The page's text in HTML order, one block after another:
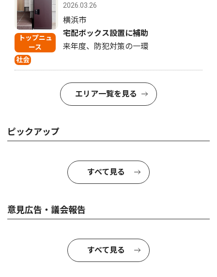
トップニュ
ース
社会
2026.03.26
横浜市
宅配ボックス設置に補助
来年度、防犯対策の一環
エリア一覧を見る
ピックアップ
すべて見る
意見広告・議会報告
すべて見る